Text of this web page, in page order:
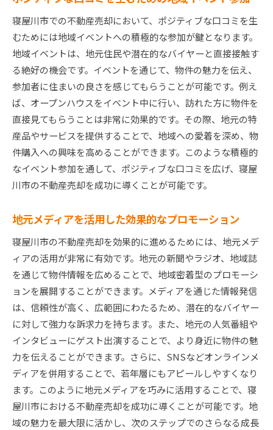
寝屋川市での不動産売却において、ポジティブな口コミを生
むためには地域イベントへの積極的な参加が鍵となります。
地域イベントは、地元住民や潜在的なバイヤーと直接接触す
る絶好の機会です。イベントを通じて、物件の魅力を伝え、
参加者に住まいの良さを感じてもらうことが可能です。例え
ば、オープンハウスをイベント中に行い、訪れた方に物件を
直接見てもらうことは非常に効果的です。その際、地元の特
産品やサービスを提供することで、地域への愛着を深め、物
件購入への興味を高めることができます。このような積極的
なイベント参加を通して、ポジティブな口コミを広げ、寝屋
川市の不動産売却を成功に導くことが可能です。
地元メディアを活用した効果的なプロモーション
寝屋川市の不動産売却を効果的に進めるためには、地元メデ
ィアの活用が非常に有効です。地元の新聞やラジオ、地域誌
を通じて物件情報を広めることで、地域密着型のプロモーシ
ョンを展開することができます。メディアを通じた情報発信
は、信頼性が高く、広範囲にわたるため、潜在的なバイヤー
に対して強力な訴求力を持ちます。また、地元の人気番組や
インタビューにゲスト出演することで、より身近に物件の魅
力を伝えることができます。さらに、SNSなどオンラインメ
ディアを併用することで、若年層にもアピールしやすくなり
ます。このように地元メディアを巧みに活用することで、寝
屋川市における不動産売却を成功に導くことが可能です。地
域の魅力を最大限に活かし、次のステップでのさらなる成長